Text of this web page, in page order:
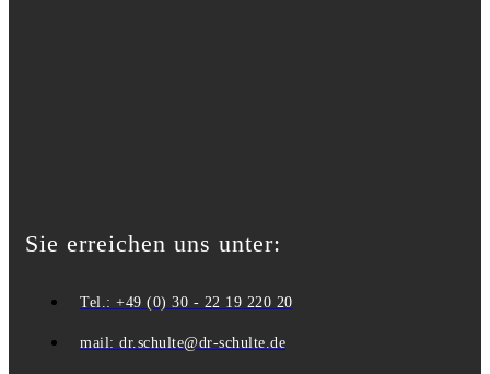
Sie erreichen uns unter:
Tel.: +49 (0) 30 - 22 19 220 20
mail: dr.schulte@dr-schulte.de